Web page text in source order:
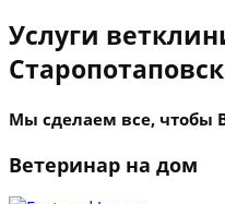
Услуги
Мы сделаем все, чтобы
Ветеринар на дом